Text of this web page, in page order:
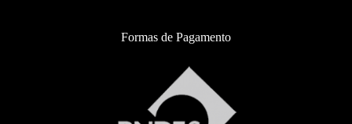
Formas de Pagamento